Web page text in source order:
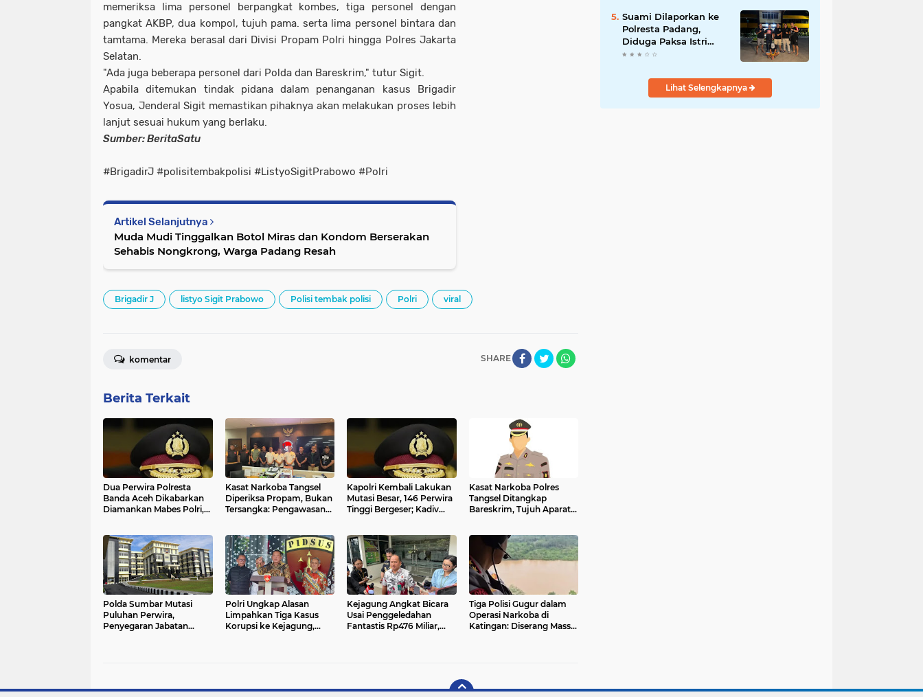
memeriksa lima personel berpangkat kombes, tiga personel dengan
pangkat AKBP, dua kompol, tujuh pama. serta lima personel bintara dan
tamtama. Mereka berasal dari Divisi Propam Polri hingga Polres Jakarta
Selatan.
"Ada juga beberapa personel dari Polda dan Bareskrim," tutur Sigit.
Apabila ditemukan tindak pidana dalam penanganan kasus Brigadir
Yosua, Jenderal Sigit memastikan pihaknya akan melakukan proses lebih
lanjut sesuai hukum yang berlaku.
Sumber: BeritaSatu
#BrigadirJ #polisitembakpolisi #ListyoSigitPrabowo #Polri
Artikel Selanjutnya
Muda Mudi Tinggalkan Botol Miras dan Kondom Berserakan
Sehabis Nongkrong, Warga Padang Resah
Brigadir J listyo Sigit Prabowo Polisi tembak polisi Polri viral
SHARE
komentar
Berita Terkait
Dua Perwira Polresta
Banda Aceh Dikabarkan
Diamankan Mabes Polri,
Wewenang Masih
Menunggu Kepastian
Kasat Narkoba Tangsel
Diperiksa Propam, Bukan
Tersangka: Pengawasan
Kapolri Kembali Lakukan
Mutasi Besar, 146 Perwira
Tinggi Bergeser; Kadiv
Kasat Narkoba Polres
Tangsel Ditangkap
Bareskrim, Tujuh Aparat
Penyalahgunaan
Wewenang
Polda Sumbar Mutasi
Puluhan Perwira,
Penyegaran Jabatan
Polri Ungkap Alasan
Limpahkan Tiga Kasus
Korupsi ke Kejagung,
Kejagung Angkat Bicara
Usai Penggeledahan
Fantastis Rp476 Miliar,
Tiga Polisi Gugur dalam
Operasi Narkoba di
Katingan: Diserang Massa
Strategis
Suami Dilaporkan ke
Polresta Padang,
Diduga Paksa Istri
Layani Pria Lain
Lihat Selengkapnya